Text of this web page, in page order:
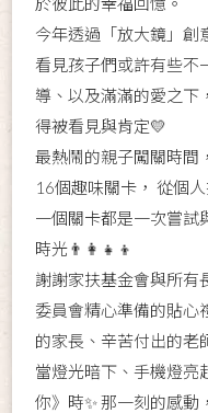
今年透過「放大鏡」創
看見孩子們或許有些不
導、以及滿滿的愛之下
得被看見與肯定💛
最熱鬧的親子闖關時間
16個趣味關卡， 從個
一個關卡都是一次嘗試
時光👨‍👩‍👧‍👦
謝謝家扶基金會與所有
委員會精心準備的貼心
的家長、辛苦付出的老
當燈光暗下、手機燈亮
你》時✨ 那一刻的感